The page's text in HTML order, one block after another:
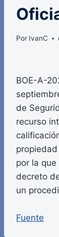
Por IvanC
BOE-A-
de
recurso
por la
decreto
un
Fuente